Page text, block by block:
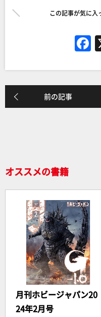
この記事が気に入
前の記事
オススメの書籍
月刊ホビージャパン20
24年2月号